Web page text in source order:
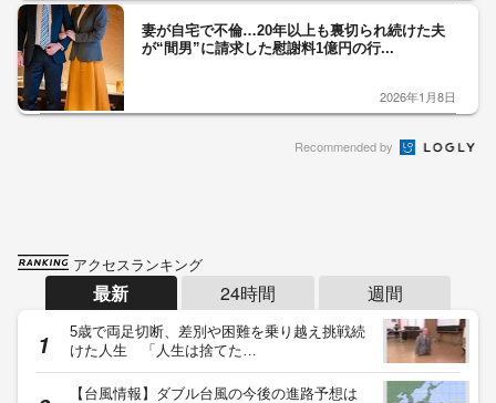
妻が自宅で不倫…20年以上も裏切られ続けた夫
が“間男”に請求した慰謝料1億円の行...
2026年1月8日
Recommended by
アクセスランキング
最新 24時間 週間
5歳で両足切断、差別や困難を乗り越え挑戦続
けた人生 「人生は捨てた…
【台風情報】ダブル台風の今後の進路予想は